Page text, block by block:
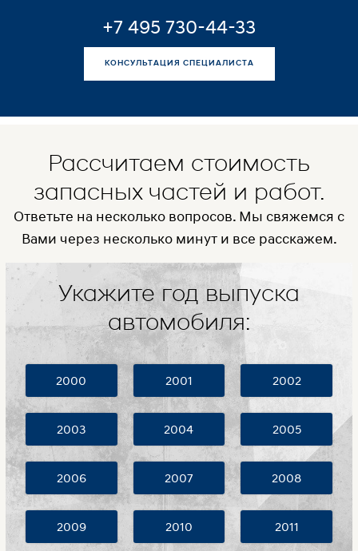
+7 495 730-44-33
КОНСУЛЬТАЦИЯ СПЕЦИАЛИСТА
Рассчитаем стоимость
запасных частей и работ.
Ответьте на несколько вопросов. Мы свяжемся с
Вами через несколько минут и все расскажем.
Укажите год выпуска
автомобиля:
2000 2001 2002
2003 2004 2005
2006 2007 2008
2009 2010 2011